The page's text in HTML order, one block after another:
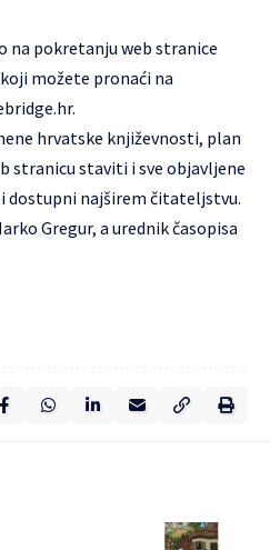
na pokretanju web stranice
možete pronaći na
.
hrvatske književnosti, plan
stranicu staviti i sve objavljene
dostupni najširem čitateljstvu.
Gregur, a urednik časopisa